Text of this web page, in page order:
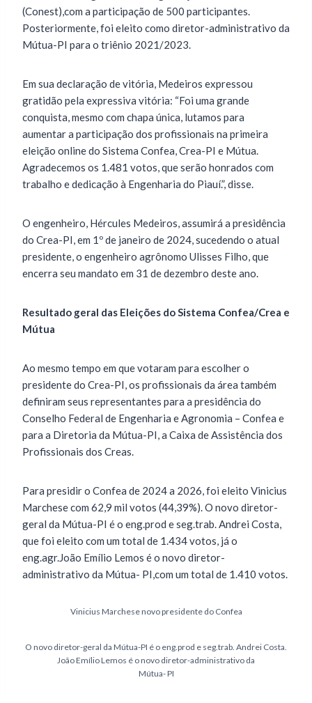
(Conest),com a participação de 500 participantes.
Posteriormente, foi eleito como diretor-administrativo da
Mútua-PI para o triênio 2021/2023.
Em sua declaração de vitória, Medeiros expressou
gratidão pela expressiva vitória: “Foi uma grande
conquista, mesmo com chapa única, lutamos para
aumentar a participação dos profissionais na primeira
eleição online do Sistema Confea, Crea-PI e Mútua.
Agradecemos os 1.481 votos, que serão honrados com
trabalho e dedicação à Engenharia do Piauí.”, disse.
O engenheiro, Hércules Medeiros, assumirá a presidência
do Crea-PI, em 1º de janeiro de 2024, sucedendo o atual
presidente, o engenheiro agrônomo Ulisses Filho, que
encerra seu mandato em 31 de dezembro deste ano.
Resultado geral das Eleições do Sistema Confea/Crea e
Mútua
Ao mesmo tempo em que votaram para escolher o
presidente do Crea-PI, os profissionais da área também
definiram seus representantes para a presidência do
Conselho Federal de Engenharia e Agronomia – Confea e
para a Diretoria da Mútua-PI, a Caixa de Assistência dos
Profissionais dos Creas.
Para presidir o Confea de 2024 a 2026, foi eleito Vinicius
Marchese com 62,9 mil votos (44,39%). O novo diretor-
geral da Mútua-PI é o eng.prod e seg.trab. Andrei Costa,
que foi eleito com um total de 1.434 votos, já o
eng.agr.João Emílio Lemos é o novo diretor-
administrativo da Mútua- PI,com um total de 1.410 votos.
Vinicius Marchese novo presidente do Confea
O novo diretor-geral da Mútua-PI é o eng.prod e seg.trab. Andrei Costa.
João Emílio Lemos é o novo diretor-administrativo da
Mútua- PI